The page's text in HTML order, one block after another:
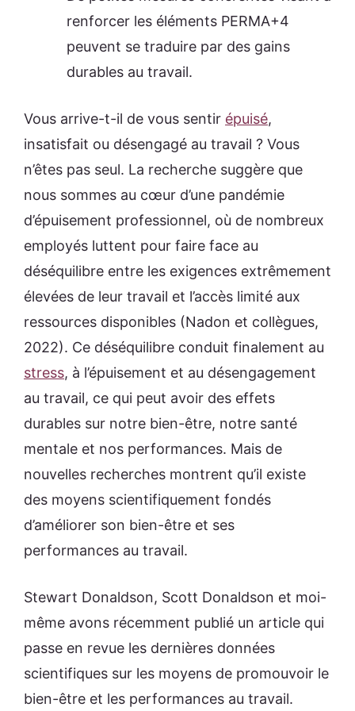
renforcer les éléments PERMA+4
peuvent se traduire par des gains
durables au travail.
Vous arrive-t-il de vous sentir épuisé,
insatisfait ou désengagé au travail ? Vous
n’êtes pas seul. La recherche suggère que
nous sommes au cœur d’une pandémie
d’épuisement professionnel, où de nombreux
employés luttent pour faire face au
déséquilibre entre les exigences extrêmement
élevées de leur travail et l’accès limité aux
ressources disponibles (Nadon et collègues,
2022). Ce déséquilibre conduit finalement au
stress, à l’épuisement et au désengagement
au travail, ce qui peut avoir des effets
durables sur notre bien-être, notre santé
mentale et nos performances. Mais de
nouvelles recherches montrent qu’il existe
des moyens scientifiquement fondés
d’améliorer son bien-être et ses
performances au travail.
Stewart Donaldson, Scott Donaldson et moi-
même avons récemment publié un article qui
passe en revue les dernières données
scientifiques sur les moyens de promouvoir le
bien-être et les performances au travail.